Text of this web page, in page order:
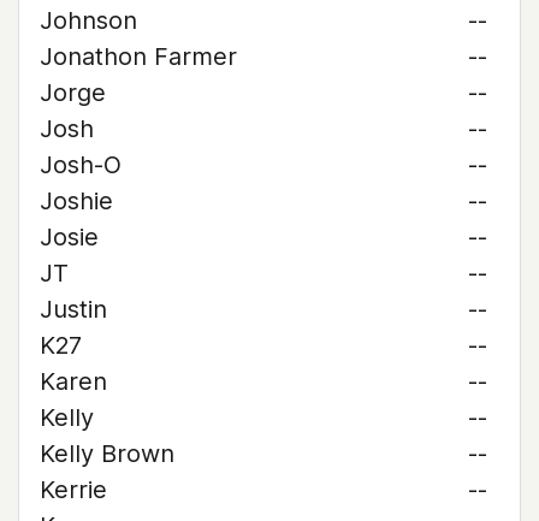
Johnson
--
Jonathon Farmer
--
Jorge
--
Josh
--
Josh-O
--
Joshie
--
Josie
--
JT
--
Justin
--
K27
--
Karen
--
Kelly
--
Kelly Brown
--
Kerrie
--